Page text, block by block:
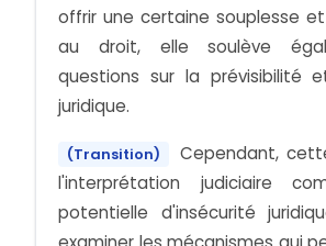
offrir une certaine souplesse
au droit, elle soulève
questions sur la prévisibilité
juridique.
(Transition)
Cependant,
l'interprétation judiciaire
potentielle d'insécurité